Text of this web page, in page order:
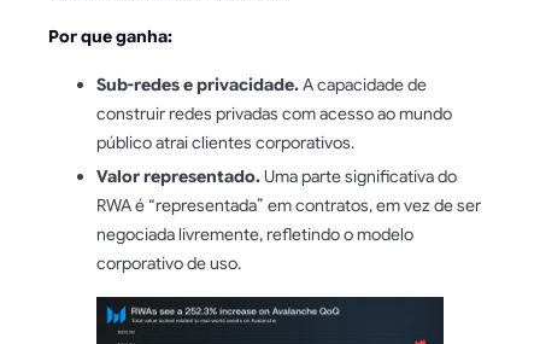
Por que ganha:
Sub-redes e privacidade.A capacidade de
construir redes privadas com acesso ao mundo
público atrai clientes corporativos.
Valor representado.Uma parte significativa do
RWA é “representada” em contratos, em vez de ser
negociada livremente, refletindo o modelo
corporativo de uso.